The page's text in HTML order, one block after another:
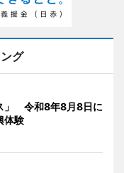
グ
」 令和8年8月8日に
体験